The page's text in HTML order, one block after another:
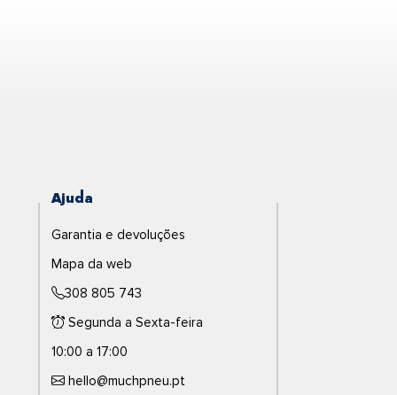
Ajuda
Garantia e devoluções
Mapa da web
308 805 743
Segunda a Sexta-feira
10:00 a 17:00
hello@muchpneu.pt